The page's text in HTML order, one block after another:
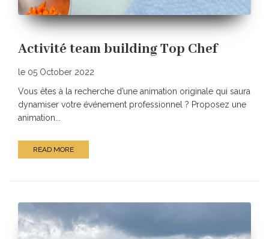
Activité team building Top Chef
le 05 October 2022
Vous êtes à la recherche d’une animation originale qui saura
dynamiser votre événement professionnel ? Proposez une
animation...
READ MORE